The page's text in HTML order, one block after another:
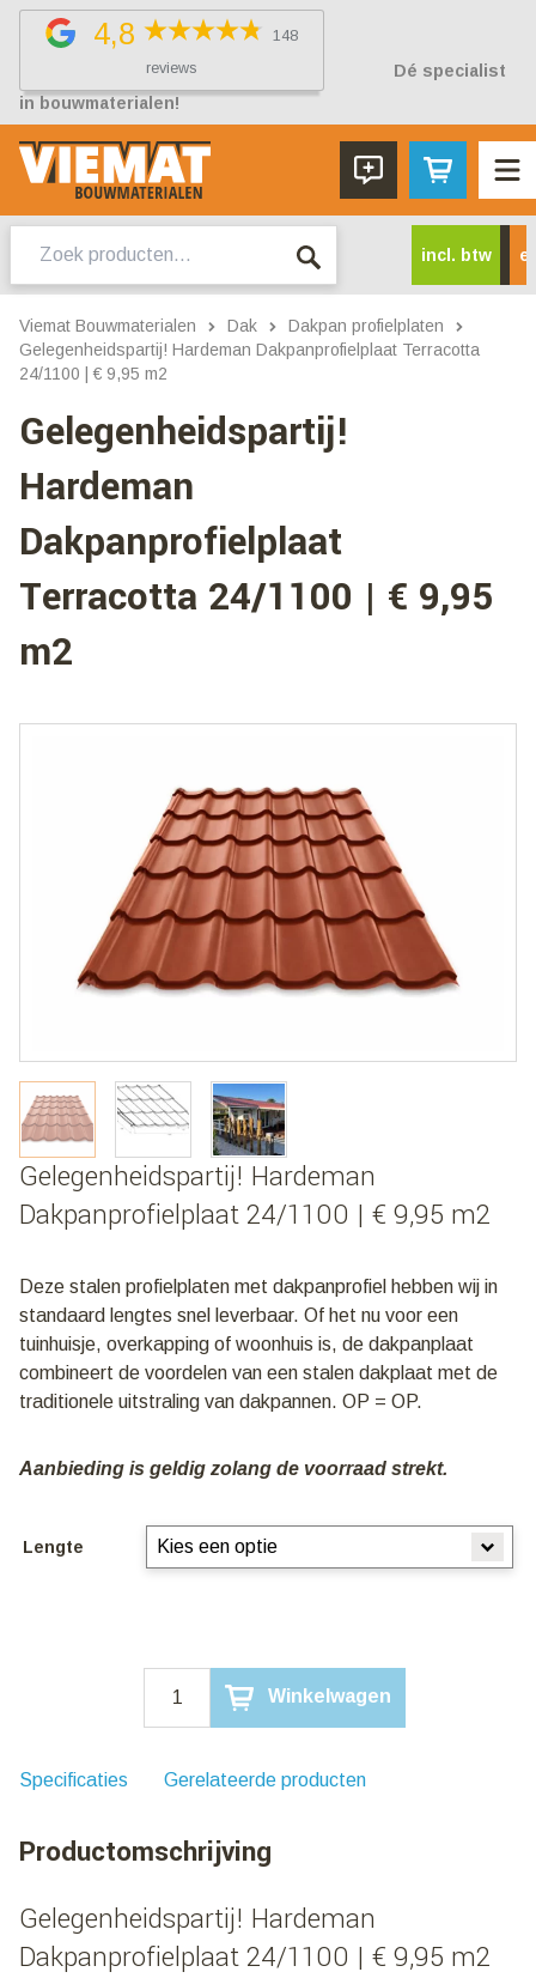
4,8
148
reviews
Dé specialist
in bouwmaterialen!
naar:
incl. btw
Viemat Bouwmaterialen Dak
Dakpan profielplaten
Gelegenheidspartij! Hardeman Dakpanprofielplaat Terracotta
24/1100 | € 9,95 m2
Gelegenheidspartij!
Hardeman
Dakpanprofielplaat
Terracotta 24/1100 | € 9,95
m2
Gelegenheidspartij! Hardeman
Dakpanprofielplaat 24/1100 | € 9,95 m2
Deze stalen profielplaten met dakpanprofiel hebben wij in
standaard lengtes snel leverbaar. Of het nu voor een
tuinhuisje, overkapping of woonhuis is, de dakpanplaat
combineert de voordelen van een stalen dakplaat met de
traditionele uitstraling van dakpannen. OP = OP.
Aanbieding is geldig zolang de voorraad strekt.
Lengte
Hardeman
Dakpanprofielplaat
24/1100
9,95
Winkelwagen
Specificaties Gerelateerde producten
Productomschrijving
Gelegenheidspartij! Hardeman
Dakpanprofielplaat 24/1100 | € 9,95 m2